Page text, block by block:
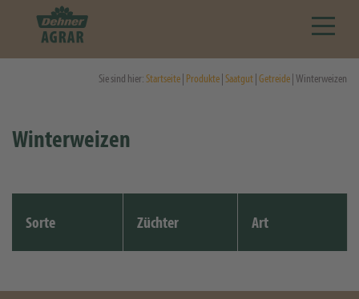
Sie sind hier:Startseite Produkte Saatgut Getreide | Winterweizen
Winterweizen
Sorte Züchter Art